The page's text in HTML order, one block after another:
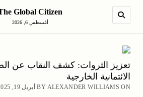
SEARCH
Global Citizen
أغسطس 6, 2026
تعزيز الثروات: كشف النقاب عن
الائتمانية الخارجية
BY ALEXANDER WILLIAMS ON أبريل 19, 2025